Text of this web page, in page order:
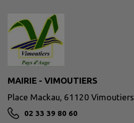
MAIRIE - VIMOUTIERS
Place Mackau, 61120 Vimoutiers
02 33 39 80 60